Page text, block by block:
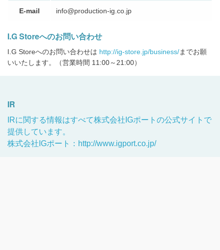
E-mail info@production-ig.co.jp
I.G Storeへのお問い合わせ
I.G Storeへのお問い合わせは http://ig-store.jp/business/までお願
いいたします。（営業時間 11:00～21:00）
IR
IRに関する情報はすべて株式会社IGポートの公式サイトで
提供しています。
株式会社IGポート：http://www.igport.co.jp/